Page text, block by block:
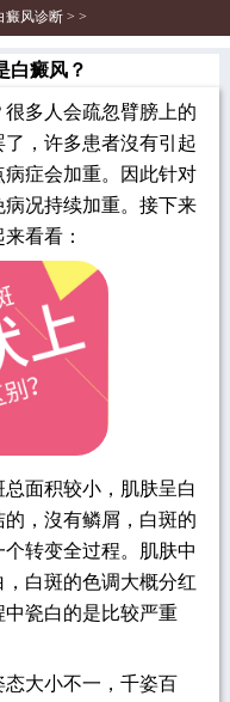
癜风诊断> >
白癜风？
多人会疏忽臂膀上的
，许多患者沒有引起
症会加重。因此针对
况持续加重。接下来
看看：
面积较小，肌肤呈白
，沒有鳞屑，白斑的
转变全过程。肌肤中
白斑的色调大概分红
瓷白的是比较严重
大小不一，千姿百